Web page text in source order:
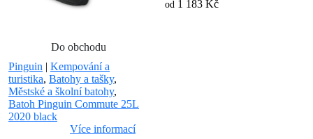
Do obchodu
Pinguin | Kempování a
turistika, Batohy a tašky,
Městské a školní batohy,
Batoh Pinguin Commute 25L
2020 black
Více informací
od 1 183 Kč